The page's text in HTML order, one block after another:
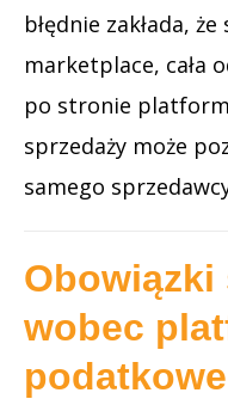
błędnie zakłada,
marketplace, cała
po stronie
sprzedaży może
samego
Obowiązki
wobec